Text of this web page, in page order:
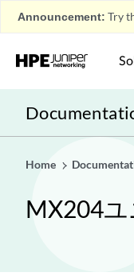
Announcement: Try
Home
MX204